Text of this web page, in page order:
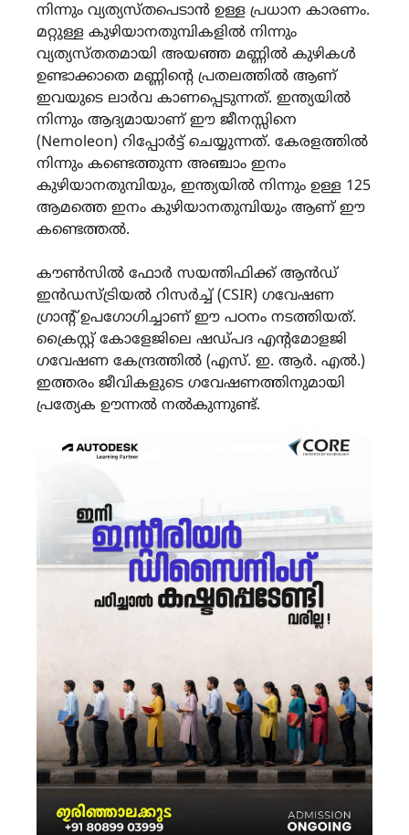
നിന്നും വ്യത്യസ്തപെടാൻ ഉള്ള പ്രധാന കാരണം.
മറ്റുള്ള കുഴിയാനതുമ്പികളിൽ നിന്നും
വ്യത്യസ്തതമായി അയഞ്ഞ മണ്ണിൽ കുഴികൾ
ഉണ്ടാക്കാതെ മണ്ണിൻ്റെ പ്രതലത്തിൽ ആണ്
ഇവയുടെ ലാർവ കാണപ്പെടുന്നത്. ഇന്ത്യയിൽ
നിന്നും ആദ്യമായാണ് ഈ ജീനസ്സിനെ
(Nemoleon) റിപ്പോർട്ട് ചെയ്യുന്നത്. കേരളത്തിൽ
നിന്നും കണ്ടെത്തുന്ന അഞ്ചാം ഇനം
കുഴിയാനതുമ്പിയും, ഇന്ത്യയിൽ നിന്നും ഉള്ള 125
ആമത്തെ ഇനം കുഴിയാനതുമ്പിയും ആണ് ഈ
കണ്ടെത്തൽ.
കൗൺസിൽ ഫോർ സയന്തിഫിക്ക് ആൻഡ്
ഇൻഡസ്ട്രിയൽ റിസർച്ച് (CSIR) ഗവേഷണ
ഗ്രാന്റ് ഉപഗോഗിച്ചാണ് ഈ പഠനം നടത്തിയത്.
ക്രൈസ്റ്റ് കോളേജിലെ ഷഡ്പദ എൻ്റമോളജി
ഗവേഷണ കേന്ദ്രത്തിൽ (എസ്. ഇ. ആർ. എൽ.)
ഇത്തരം ജീവികളുടെ ഗവേഷണത്തിനുമായി
പ്രത്യേക ഊന്നൽ നൽകുന്നുണ്ട്.